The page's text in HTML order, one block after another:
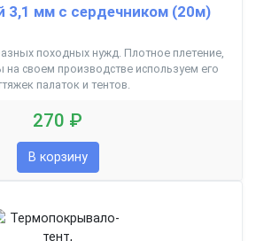
3,1 мм с сердечником (20м)
походных нужд. Плотное плетение,
на своем производстве используем его
палаток и тентов.
270 ₽
В корзину